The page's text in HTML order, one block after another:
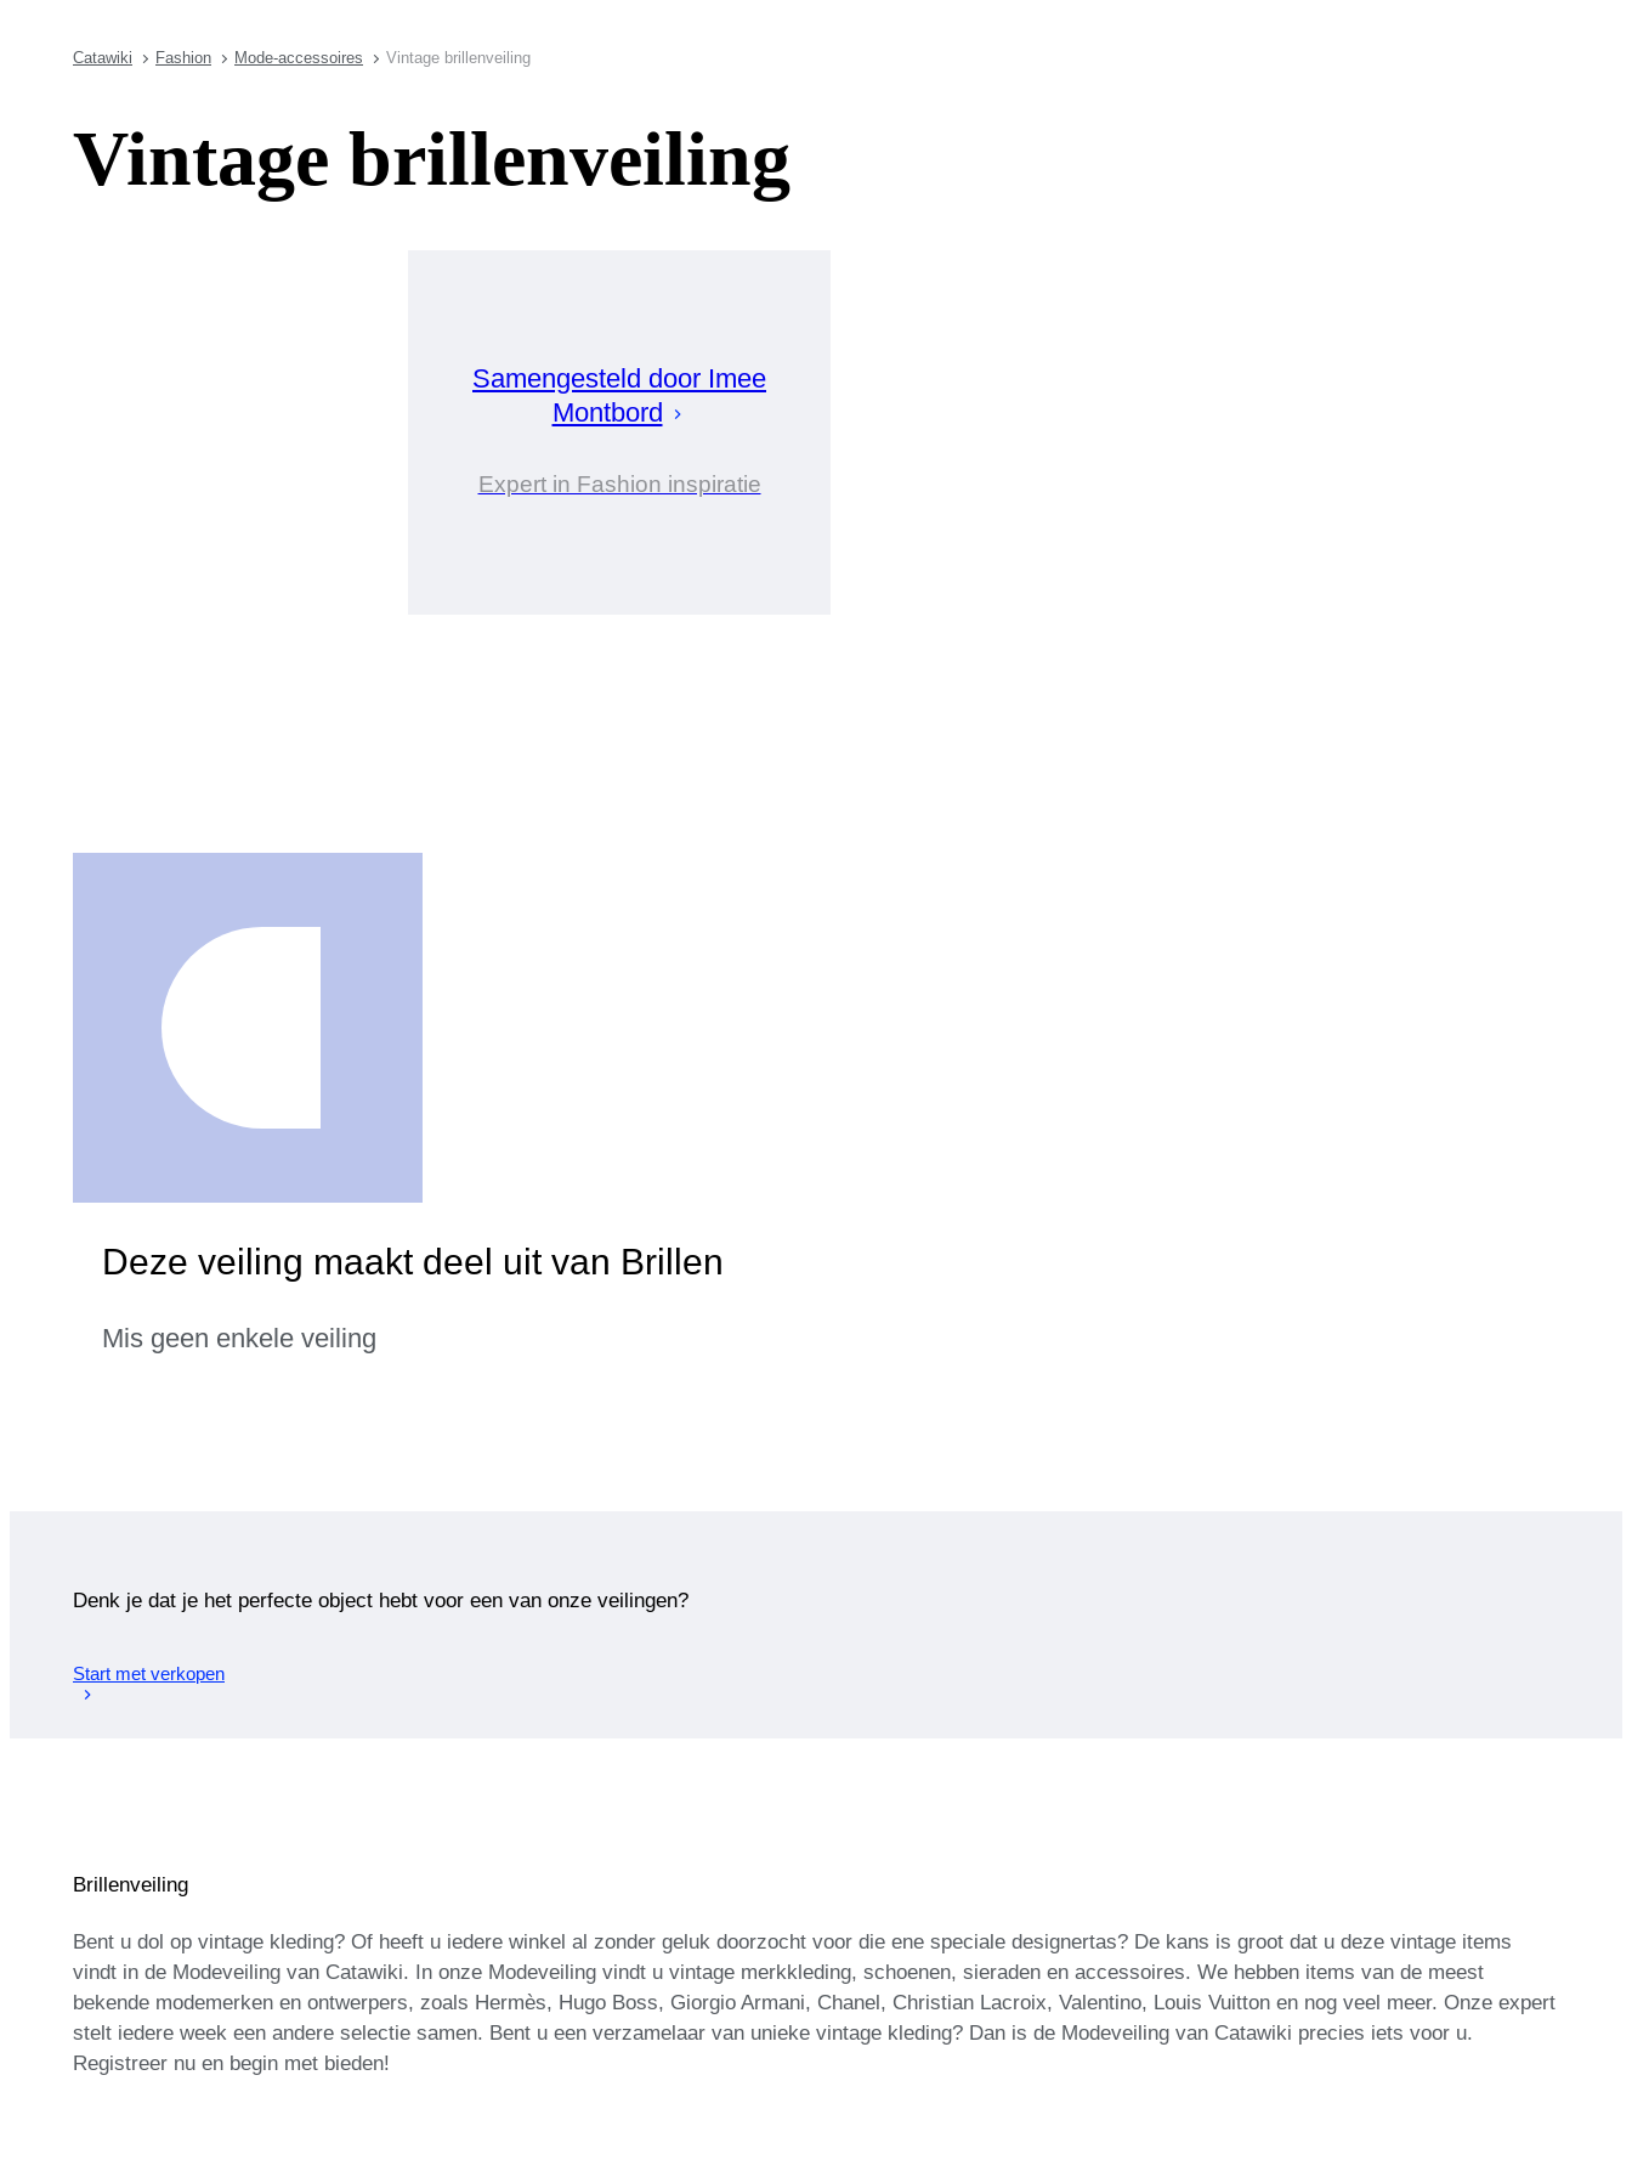
Catawiki Fashion Mode-accessoires Vintage brillenveiling
Vintage brillenveiling
Samengesteld door Imee
Montbord
Expert in Fashion inspiratie
Deze veiling maakt deel uit van Brillen
Mis geen enkele veiling
Denk je dat je het perfecte object hebt voor een van onze veilingen?
Start met verkopen
Brillenveiling
Bent u dol op vintage kleding? Of heeft u iedere winkel al zonder geluk doorzocht voor die ene speciale designertas? De kans is groot dat u deze vintage items
vindt in de Modeveiling van Catawiki. In onze Modeveiling vindt u vintage merkkleding, schoenen, sieraden en accessoires. We hebben items van de meest
bekende modemerken en ontwerpers, zoals Hermès, Hugo Boss, Giorgio Armani, Chanel, Christian Lacroix, Valentino, Louis Vuitton en nog veel meer. Onze expert
stelt iedere week een andere selectie samen. Bent u een verzamelaar van unieke vintage kleding? Dan is de Modeveiling van Catawiki precies iets voor u.
Registreer nu en begin met bieden!